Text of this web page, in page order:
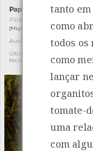
Papa-moscas-preto
Ficedula hypoleuca
[Migrador]
Autóctone
Última observação por:
Nicole Viana
tanto
como
todos
como
lançar
tomate-
uma
com